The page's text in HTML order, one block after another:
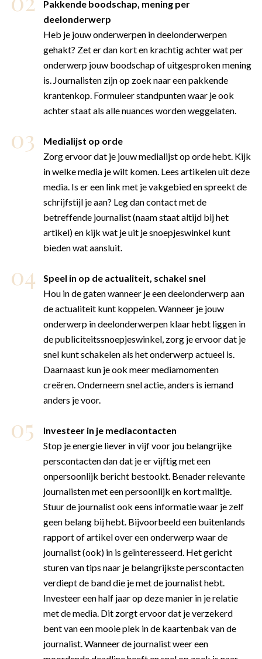
Pakkende boodschap, mening per
deelonderwerp
Heb je jouw onderwerpen in deelonderwerpen
gehakt? Zet er dan kort en krachtig achter wat per
onderwerp jouw boodschap of uitgesproken mening
is. Journalisten zijn op zoek naar een pakkende
krantenkop. Formuleer standpunten waar je ook
achter staat als alle nuances worden weggelaten.
Medialijst op orde
Zorg ervoor dat je jouwmedialijst op ordehebt. Kijk
in welke media je wilt komen. Lees artikelen uit deze
media. Is er een link met je vakgebied en spreekt de
schrijfstijl je aan? Leg dan contact met de
betreffende journalist (naam staat altijd bij het
artikel) en kijk wat je uit je snoepjeswinkel kunt
bieden wat aansluit.
Speel in op de actualiteit, schakel snel
Hou in de gaten wanneer je een deelonderwerp aan
de actualiteit kunt koppelen. Wanneer je jouw
onderwerp in deelonderwerpen klaar hebt liggen in
de publiciteitssnoepjeswinkel, zorg je ervoor dat je
snel kunt schakelen als het onderwerp actueel is.
Daarnaast kun je ook meer mediamomenten
creëren. Onderneem snel actie, anders is iemand
anders je voor.
Investeer in je mediacontacten
Stop je energie liever in vijf voor jou belangrijke
perscontacten dan dat je er vijftig met een
onpersoonlijk bericht bestookt. Benader relevante
journalisten met een persoonlijk en kort mailtje.
Stuur de journalist ook eens informatie waar je zelf
geen belang bij hebt. Bijvoorbeeld een buitenlands
rapport of artikel over een onderwerp waar de
journalist (ook) in is geïnteresseerd. Het gericht
sturen van tips naar je belangrijkste perscontacten
verdiept de band die je met de journalist hebt.
Investeer een half jaar op deze manier in je relatie
met de media. Dit zorgt ervoor dat je verzekerd
bent van een mooie plek in de kaartenbak van de
journalist. Wanneer de journalist weer een